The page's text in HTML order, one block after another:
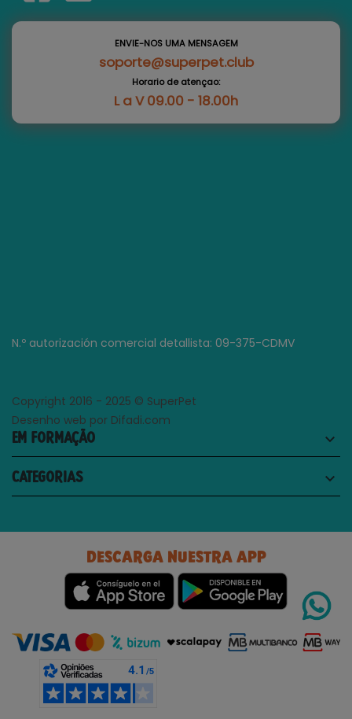
ENVIE-NOS UMA MENSAGEM
soporte@superpet.club
Horario de atençao:
L a V 09.00 - 18.00h
N.º autorización comercial detallista: 09-375-CDMV
Copyright 2016 - 2025 © SuperPet
Desenho web por Difadi.com
EM FORMAÇÃO keyboard_arrow_down
CATEGORIAS keyboard_arrow_down
DESCARGA NUESTRA APP